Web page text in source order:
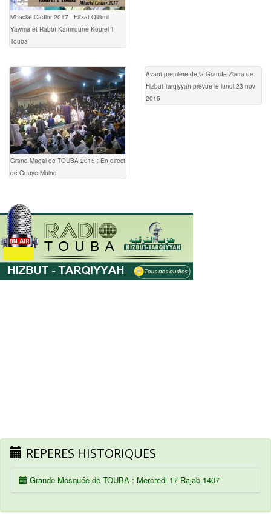
Mbacké Cadior 2017 : Fâzat Qilâmil
Yawma et Rabbî Karîmoune Kourel 1
Touba
Grand Magal de TOUBA 2015 : En direct
de Gouye Mbind
Avant première de la Grande Ziarra de
Hizbut-Tarqiyyah prévue le lundi 23 nov
2015
REPERES HISTORIQUES
Grande Mosquée de TOUBA : Mercredi 17 Rajab 1407